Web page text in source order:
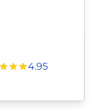
4.95